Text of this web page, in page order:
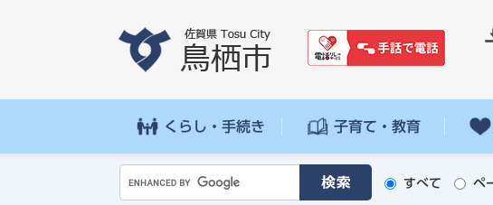
先
を
くらし・手続き 子育て・教育
o
すべて ペ